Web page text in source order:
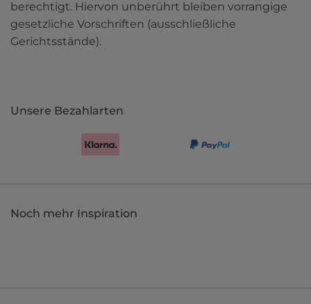
berechtigt. Hiervon unberührt bleiben vorrangige
gesetzliche Vorschriften (ausschließliche
Gerichtsstände).
Unsere Bezahlarten
Noch mehr Inspiration